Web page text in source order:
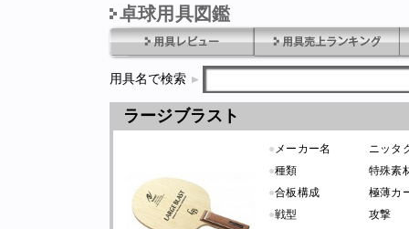
1970年1月01日 発売卓球用具図鑑
用具名で検索
ラージブラスト
● メーカー名
ニッタ
●種類
特殊素
●合板構成
極薄カ
●戦型
攻撃